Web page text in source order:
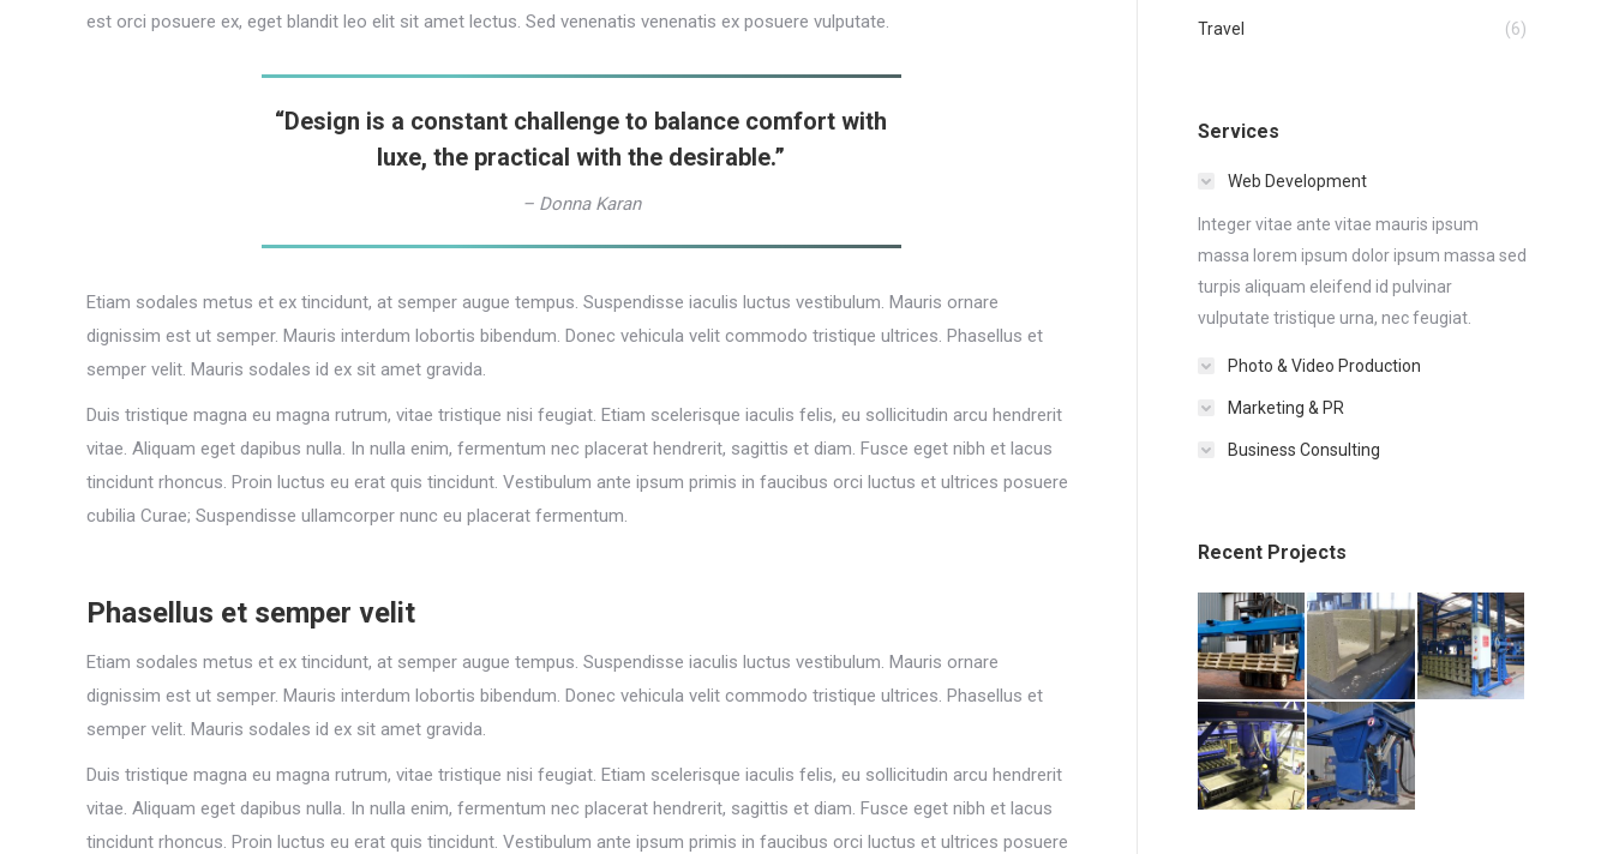
est orci posuere ex, eget blandit leo elit sit amet lectus. Sed venenatis venenatis ex posuere vulputate.
“Design is a constant challenge to balance comfort with
luxe, the practical with the desirable.”
– Donna Karan
Etiam sodales metus et ex tincidunt, at semper augue tempus. Suspendisse iaculis luctus vestibulum. Mauris ornare
dignissim est ut semper. Mauris interdum lobortis bibendum. Donec vehicula velit commodo tristique ultrices. Phasellus et
semper velit. Mauris sodales id ex sit amet gravida.
Duis tristique magna eu magna rutrum, vitae tristique nisi feugiat. Etiam scelerisque iaculis felis, eu sollicitudin arcu hendrerit
vitae. Aliquam eget dapibus nulla. In nulla enim, fermentum nec placerat hendrerit, sagittis et diam. Fusce eget nibh et lacus
tincidunt rhoncus. Proin luctus eu erat quis tincidunt. Vestibulum ante ipsum primis in faucibus orci luctus et ultrices posuere
cubilia Curae; Suspendisse ullamcorper nunc eu placerat fermentum.
Phasellus et semper velit
Etiam sodales metus et ex tincidunt, at semper augue tempus. Suspendisse iaculis luctus vestibulum. Mauris ornare
dignissim est ut semper. Mauris interdum lobortis bibendum. Donec vehicula velit commodo tristique ultrices. Phasellus et
semper velit. Mauris sodales id ex sit amet gravida.
Duis tristique magna eu magna rutrum, vitae tristique nisi feugiat. Etiam scelerisque iaculis felis, eu sollicitudin arcu hendrerit
vitae. Aliquam eget dapibus nulla. In nulla enim, fermentum nec placerat hendrerit, sagittis et diam. Fusce eget nibh et lacus
tincidunt rhoncus. Proin luctus eu erat quis tincidunt. Vestibulum ante ipsum primis in faucibus orci luctus et ultrices posuere
Travel (6)
Services
Web Development
Integer vitae ante vitae mauris ipsum
massa lorem ipsum dolor ipsum massa sed
turpis aliquam eleifend id pulvinar
vulputate tristique urna, nec feugiat.
Photo & Video Production
Marketing & PR
Business Consulting
Recent Projects